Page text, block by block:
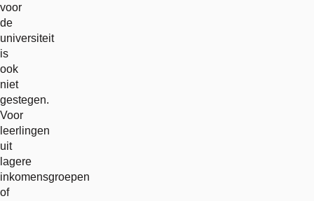
voor
de
universiteit
is
ook
niet
gestegen.
Voor
leerlingen
uit
lagere
inkomensgroepen
of